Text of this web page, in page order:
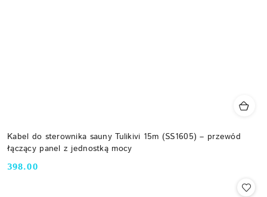
Kabel do sterownika sauny Tulikivi 15m (SS1605) – przewód
łączący panel z jednostką mocy
Cena:
398.00